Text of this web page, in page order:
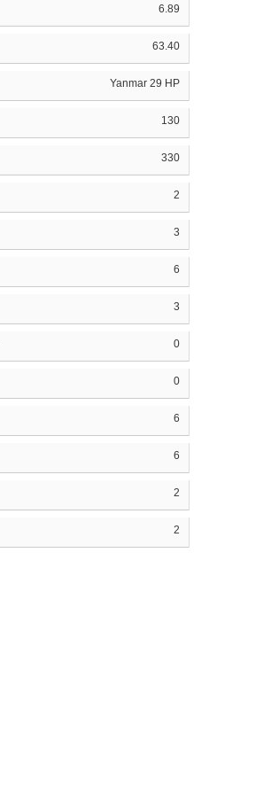
6.89
63.40
Yanmar 29 HP
130
330
2
3
6
3
0
0
6
6
2
2